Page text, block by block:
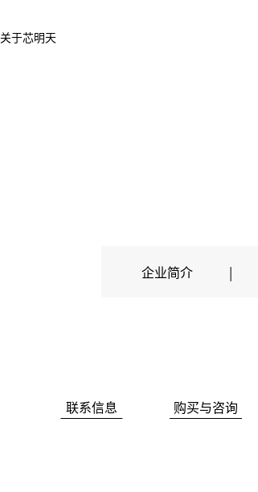
关于芯明天
企业简介 |
联系信息 购买与咨询